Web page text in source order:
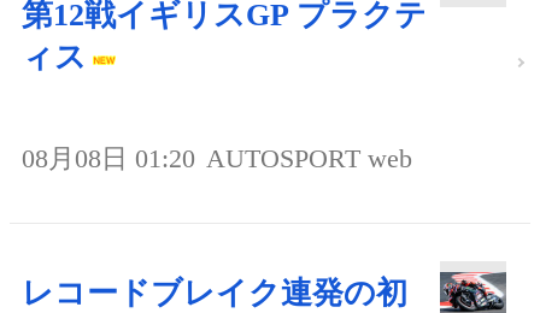
第12戦イギリスGP プラクテ
ィス
08月08日 01:20 AUTOSPORT web
レコードブレイク連発の初